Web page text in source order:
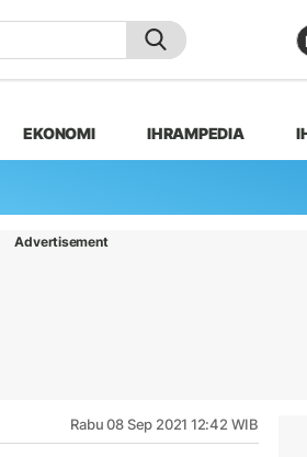
EKONOMI IHRAMPEDIA
Advertisement
Rabu 08 Sep 2021 12:42 WIB